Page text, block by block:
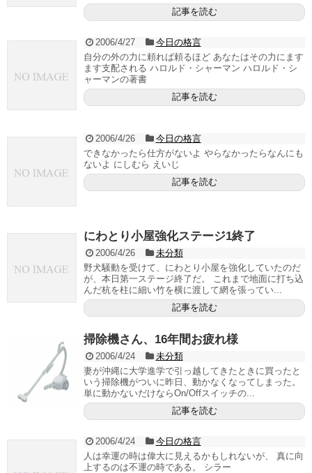
記事を読む
2006/4/27
今日の格言
自分の外の力に頼れば頼るほど あなたはその力にます
ます支配される ハロルド・シャーマン ハロルド・シ
ャーマンの著書
記事を読む
2006/4/26
今日の格言
できなかったら仕方がないよ やらなかったらなんにも
ないよ にしむら えいじ
記事を読む
にわとり小屋強化ステージ1終了
2006/4/26
未分類
野犬騒動を受けて、にわとり小屋を強化していたのだ
が、本日第一ステージ終了だ。 これまで地面に打ち込
んだ杭を柱に細い竹を横に渡して網を張ってい...
記事を読む
掃除機さん、16年間お疲れ様
2006/4/24
未分類
妻が沖縄に大学進学で引っ越してきたときに買ったと
いう掃除機がついに昨日、動かなくなってしまった。
単に動かないだけならOn/Offスイッチの...
記事を読む
2006/4/24
今日の格言
人は幸運の時は偉大に見えるかもしれないが、 真に向
上するのは不運の時である。 シラー